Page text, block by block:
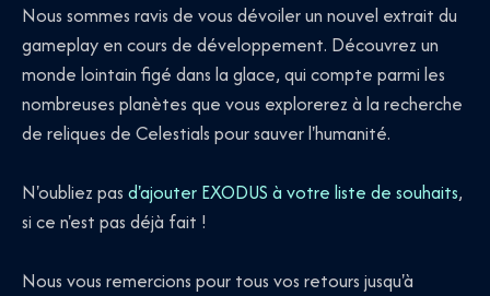
Nous sommes ravis de vous dévoiler un nouvel extrait du
gameplay en cours de développement. Découvrez un
monde lointain figé dans la glace, qui compte parmi les
nombreuses planètes que vous explorerez à la recherche
de reliques de Celestials pour sauver l'humanité.
N'oubliez pas d'ajouter EXODUS à votre liste de souhaits,
si ce n'est pas déjà fait !
Nous vous remercions pour tous vos retours jusqu'à